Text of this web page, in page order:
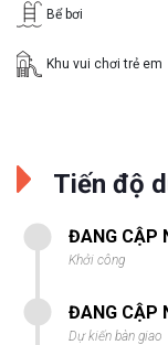
Bể bơi
Khu vui chơi trẻ em
Tiến độ
ĐANG CẬP
Khởi công
ĐANG CẬP
Dự kiến bàn giao